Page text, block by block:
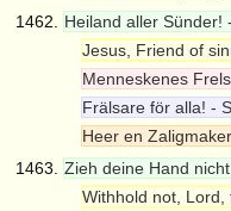
1462.
Heiland aller Sünder!
Jesus, Friend of
Menneskenes
Frälsare för alla! -
Heer en
1463. Zieh deine Hand
Withhold not,